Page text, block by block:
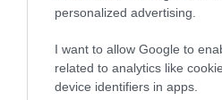
personalized advertising.
I want to allow Google to
related to analytics like
device identifiers in apps.
KÖZÖSSÉGÜNK